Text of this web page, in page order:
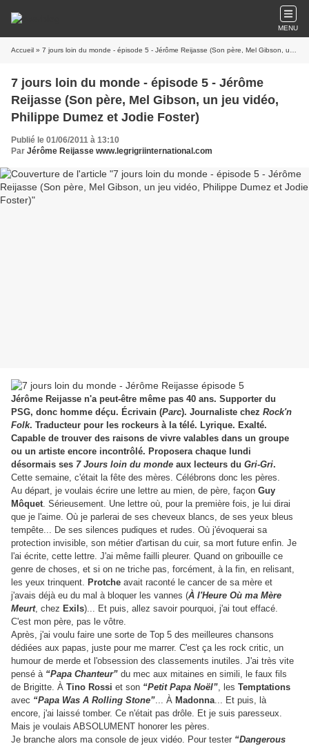
MENU
Accueil » 7 jours loin du monde - épisode 5 - Jérôme Reijasse (Son père, Mel Gibson, un jeu vidéo, Philippe Dumez et Jodie Foster)
7 jours loin du monde - épisode 5 - Jérôme
Reijasse (Son père, Mel Gibson, un jeu vidéo,
Philippe Dumez et Jodie Foster)
Publié le 01/06/2011 à 13:10
Par Jérôme Reijasse www.legrigriinternational.com
Jérôme Reijasse n'a peut-être même pas 40 ans. Supporter du
PSG, donc homme déçu. Écrivain (Parc). Journaliste chez Rock'n
Folk. Traducteur pour les rockeurs à la télé. Lyrique. Exalté.
Capable de trouver des raisons de vivre valables dans un groupe
ou un artiste encore incontrôlé. Proposera chaque lundi
désormais ses 7 Jours loin du monde aux lecteurs du Gri-Gri.
Cette semaine, c'était la fête des mères. Célébrons donc les pères.
Au départ, je voulais écrire une lettre au mien, de père, façon Guy
Môquet. Sérieusement. Une lettre où, pour la première fois, je lui dirai
que je l'aime. Où je parlerai de ses cheveux blancs, de ses yeux bleus
tempête... De ses silences pudiques et rudes. Où j'évoquerai sa
protection invisible, son métier d'artisan du cuir, sa mort future enfin. Je
l'ai écrite, cette lettre. J'ai même failli pleurer. Quand on gribouille ce
genre de choses, et si on ne triche pas, forcément, à la fin, en relisant,
les yeux trinquent. Protche avait raconté le cancer de sa mère et
j'avais déjà eu du mal à bloquer les vannes (À l'Heure Où ma Mère
Meurt, chez Exils)... Et puis, allez savoir pourquoi, j'ai tout effacé.
C'est mon père, pas le vôtre.
Après, j'ai voulu faire une sorte de Top 5 des meilleures chansons
dédiées aux papas, juste pour me marrer. C'est ça les rock critic, un
humour de merde et l'obsession des classements inutiles. J'ai très vite
pensé à “Papa Chanteur” du mec aux mitaines en simili, le faux fils
de Brigitte. À Tino Rossi et son “Petit Papa Noël”, les Temptations
avec “Papa Was A Rolling Stone”... À Madonna... Et puis, là
encore, j'ai laissé tomber. Ce n'était pas drôle. Et je suis paresseux.
Mais je voulais ABSOLUMENT honorer les pères.
Je branche alors ma console de jeux vidéo. Pour tester “Dangerous